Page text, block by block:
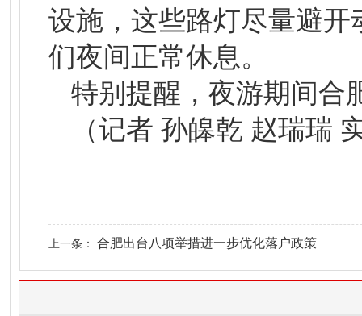
设施，这些路灯尽量避
们夜间正常休息。
特别提醒，夜游期间合
（记者 孙皞乾 赵瑞瑞
上一条： 合肥出台八项举措进一步优化落户政策